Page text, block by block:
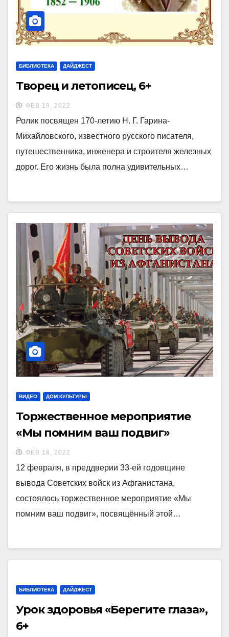
БИБЛИОТЕКА ДАЙДЖЕСТ
Творец и летописец, 6+
ФЕВ 19, 2022
Ролик посвящен 170-летию Н. Г. Гарина-
Михайловского, известного русского писателя,
путешественника, инженера и строителя железных
дорог. Его жизнь была полна удивительных…
ВИДЕО ДОМ КУЛЬТУРЫ
Торжественное мероприятие
«Мы помним ваш подвиг»
ФЕВ 18, 2022
12 февраля, в преддверии 33-ей годовщине
вывода Советских войск из Афганистана,
состоялось торжественное мероприятие «Мы
помним ваш подвиг», посвящённый этой…
БИБЛИОТЕКА ДАЙДЖЕСТ
Урок здоровья «Берегите глаза»,
6+